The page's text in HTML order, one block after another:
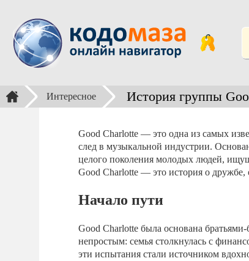
Интересное История группы
Good Charlotte — это одна из самых
след в музыкальной индустрии.
целого поколения молодых людей,
Good Charlotte — это история о
Начало пути
Good Charlotte была основана
непростым: семья столкнулась с
эти испытания стали источником